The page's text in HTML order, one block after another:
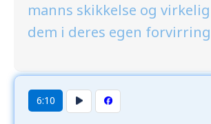
manns skikkelse og
dem i deres egen
6:10